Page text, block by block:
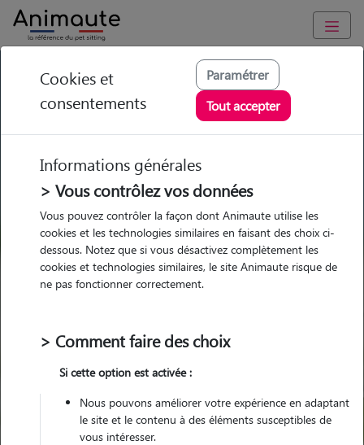
GARDE ANIMAUX à Nanterre : Garde chien et chat en famille
ou à domicile, visites et promenades
Trouvez une garde animaux à
Nanterre
Parmi nos 119 pet-sitters à
Nanterre
Cookies et
consentements
Paramétrer
Tout accepter
Informations générales
> Vous contrôlez vos données
Vous pouvez contrôler la façon dont Animaute utilise les
cookies et les technologies similaires en faisant des choix ci-
dessous. Notez que si vous désactivez complètement les
cookies et technologies similaires, le site Animaute risque de
ne pas fonctionner correctement.
> Comment faire des choix
Si cette option est activée :
Nous pouvons améliorer votre expérience en adaptant
le site et le contenu à des éléments susceptibles de
vous intéresser.